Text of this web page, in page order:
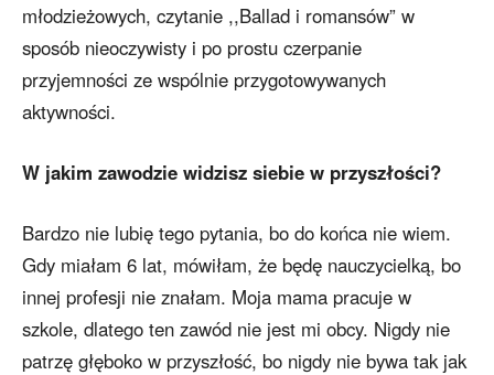
młodzieżowych, czytanie ,,Ballad i romansów” w
sposób nieoczywisty i po prostu czerpanie
przyjemności ze wspólnie przygotowywanych
aktywności.
W jakim zawodzie widzisz siebie w przyszłości?
Bardzo nie lubię tego pytania, bo do końca nie wiem.
Gdy miałam 6 lat, mówiłam, że będę nauczycielką, bo
innej profesji nie znałam. Moja mama pracuje w
szkole, dlatego ten zawód nie jest mi obcy. Nigdy nie
patrzę głęboko w przyszłość, bo nigdy nie bywa tak jak